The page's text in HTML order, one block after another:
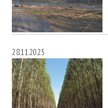
28.11.2025